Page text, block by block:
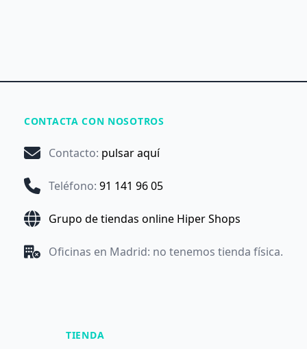
CONTACTA CON NOSOTROS
Contacto: pulsar aquí
Teléfono: 91 141 96 05
Grupo de tiendas online Hiper Shops
Oficinas en Madrid: no tenemos tienda física.
TIENDA